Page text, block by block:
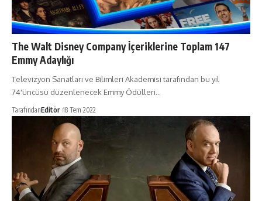
The Walt Disney Company İçeriklerine Toplam 147
Emmy Adaylığı
Televizyon Sanatları ve Bilimleri Akademisi tarafından bu yıl
74'üncüsü düzenlenecek Emmy Ödülleri…
TarafındanEditör 18 Tem 2022